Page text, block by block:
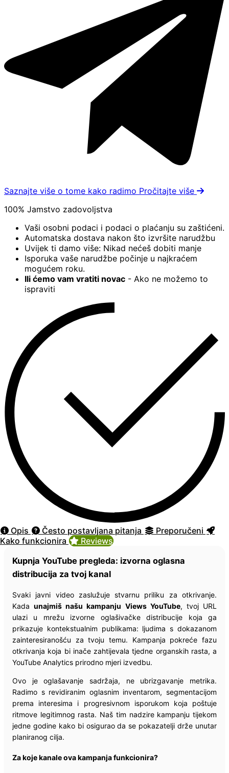
Saznajte više o tome kako radimo Pročitajte više
100% Jamstvo zadovoljstva
Vaši osobni podaci i podaci o plaćanju su zaštićeni.
Automatska dostava nakon što izvršite narudžbu
Uvijek ti damo više: Nikad nećeš dobiti manje
Isporuka vaše narudžbe počinje u najkraćem
mogućem roku.
Ili ćemo vam vratiti novac - Ako ne možemo to
ispraviti
Opis Često postavljana pitanja
Preporučeni
Kako funkcionira
Reviews
Kupnja YouTube pregleda: izvorna oglasna
distribucija za tvoj kanal
Svaki javni video zaslužuje stvarnu priliku za otkrivanje.
Kadaunajmiš našu kampanju Views YouTube, tvoj URL
ulazi u mrežu izvorne oglašivačke distribucije koja ga
prikazuje kontekstualnim publikama: ljudima s dokazanom
zainteresiranošću za tvoju temu. Kampanja pokreće fazu
otkrivanja koja bi inače zahtijevala tjedne organskih rasta, a
YouTube Analytics prirodno mjeri izvedbu.
Ovo je oglašavanje sadržaja, ne ubrizgavanje metrika.
Radimo s revidiranim oglasnim inventarom, segmentacijom
prema interesima i progresivnom isporukom koja poštuje
ritmove legitimnog rasta. Naš tim nadzire kampanju tijekom
jedne godine kako bi osigurao da se pokazatelji drže unutar
planiranog cilja.
Za koje kanale ova kampanja funkcionira?